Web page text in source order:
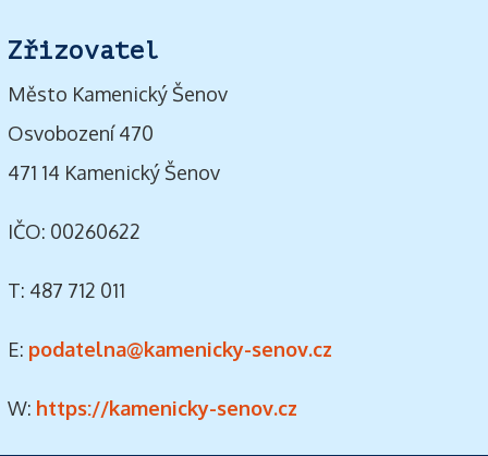
Zřizovatel
Město Kamenický Šenov
Osvobození 470
471 14 Kamenický Šenov
IČO: 00260622
T: 487 712 011
E: podatelna@kamenicky-senov.cz
W: https://kamenicky-senov.cz